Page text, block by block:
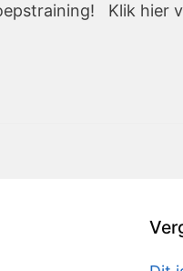
Klik hier